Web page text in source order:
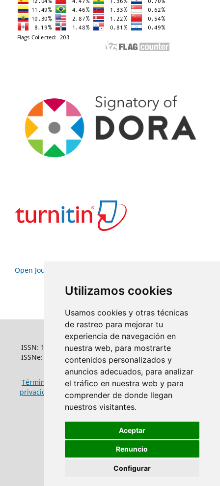
Utilizamos cookies
Usamos cookies y otras técnicas
de rastreo para mejorar tu
experiencia de navegación en
nuestra web, para mostrarte
contenidos personalizados y
anuncios adecuados, para analizar
el tráfico en nuestra web y para
comprender de donde llegan
nuestros visitantes.
Aceptar
Renuncio
Configurar
Open Journal Systems
ISSN: 1022-6508
ISSNe: 1681-5653
Términos y condiciones de uso|Política de
privacidad
Política de cookies